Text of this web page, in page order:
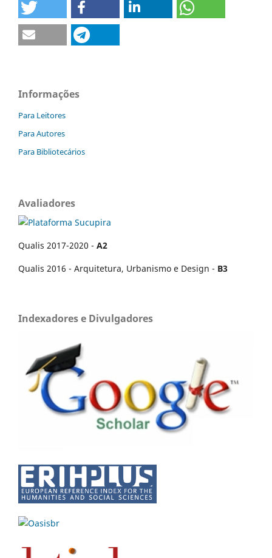
Informações
Para Leitores
Para Autores
Para Bibliotecários
Avaliadores
Qualis 2017-2020 - A2
Qualis 2016 - Arquitetura, Urbanismo e Design - B3
Indexadores e Divulgadores